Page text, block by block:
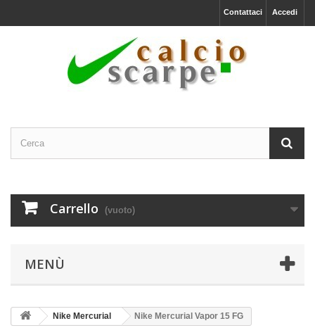
Accedi
Contattaci
Carrello (vuoto)
MENÙ
Nike Mercurial Nike Mercurial Vapor 15 FG